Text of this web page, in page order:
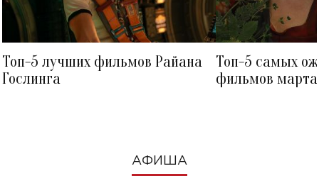
Топ-5 лучших фильмов Райана
Гослинга
Топ-5 самых
фильмов
АФИША